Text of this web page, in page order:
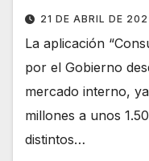
21 DE ABRIL DE
La aplicación
por el Gobierno
mercado interno,
millones a unos
distintos…